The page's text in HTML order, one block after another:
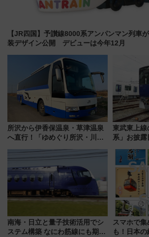
【JR四国】予讃線8000系アンパンマン列車
装デザイン公開 デビューは今年12月
所沢から伊香保温泉・草津温泉
へ直行！「ゆめぐり所沢・川越
軽に 運行ダイヤ・運賃を解説
東武東上線
系」お披
放的な車
ーは9月
南海・日立と量子技術活用でシ
ステム構築 なにわ筋線にも期待
スマホで
も！日本